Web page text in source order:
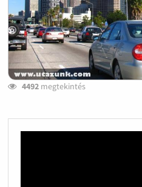
4492megtekintés